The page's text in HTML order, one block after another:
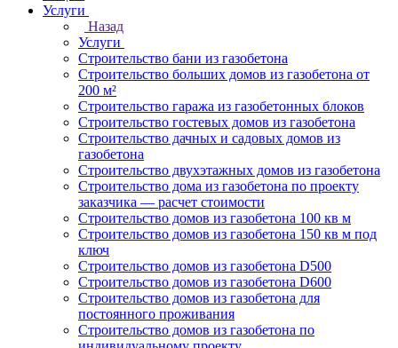
Услуги
Назад
Услуги
Строительство бани из газобетона
Строительство больших домов из газобетона от
200 м²
Строительство гаража из газобетонных блоков
Строительство гостевых домов из газобетона
Строительство дачных и садовых домов из
газобетона
Строительство двухэтажных домов из газобетона
Строительство дома из газобетона по проекту
заказчика — расчет стоимости
Строительство домов из газобетона 100 кв м
Строительство домов из газобетона 150 кв м под
ключ
Строительство домов из газобетона D500
Строительство домов из газобетона D600
Строительство домов из газобетона для
постоянного проживания
Строительство домов из газобетона по